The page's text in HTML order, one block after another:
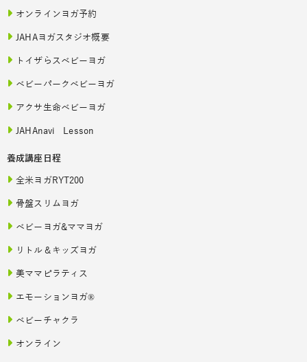
オンラインヨガ予約
JAHAヨガスタジオ概要
トイザらスベビーヨガ
ベビーパークベビーヨガ
アクサ生命ベビーヨガ
JAHAnavi Lesson
養成講座日程
全米ヨガRYT200
骨盤スリムヨガ
ベビーヨガ&ママヨガ
リトル＆キッズヨガ
美ママピラティス
エモーションヨガ®
ベビーチャクラ
オンライン